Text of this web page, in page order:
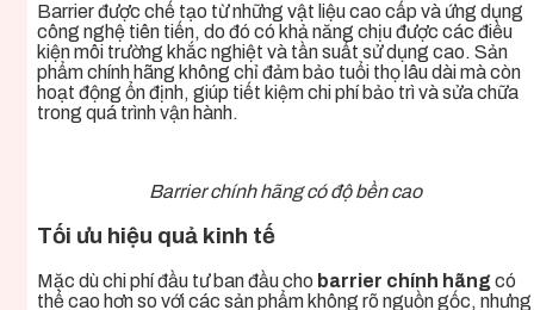
Barrier được chế tạo từ những vật liệu cao cấp và ứng dụng
công nghệ tiên tiến, do đó có khả năng chịu được các điều
kiện môi trường khắc nghiệt và tần suất sử dụng cao. Sản
phẩm chính hãng không chỉ đảm bảo tuổi thọ lâu dài mà còn
hoạt động ổn định, giúp tiết kiệm chi phí bảo trì và sửa chữa
trong quá trình vận hành.
Barrier chính hãng có độ bền cao
Tối ưu hiệu quả kinh tế
Mặc dù chi phí đầu tư ban đầu cho barrier chính hãng có
thể cao hơn so với các sản phẩm không rõ nguồn gốc, nhưng